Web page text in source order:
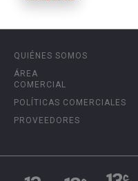
QUIÉNES SOMOS
ÁREA
COMERCIAL
POLÍTICAS COMERCIALES
PROVEEDORES